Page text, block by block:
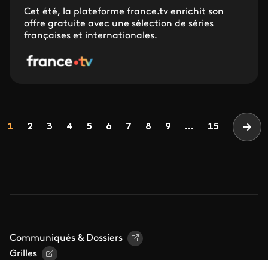
Cet été, la plateforme france.tv enrichit son
offre gratuite avec une sélection de séries
françaises et internationales.
Page
1 Page
2 Page
3 Page
4 Page
5 Page
6 Page
7 Page
8 Page
9 ... 15
Communiqués & Dossiers
Grilles